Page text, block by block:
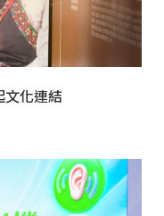
文化連結